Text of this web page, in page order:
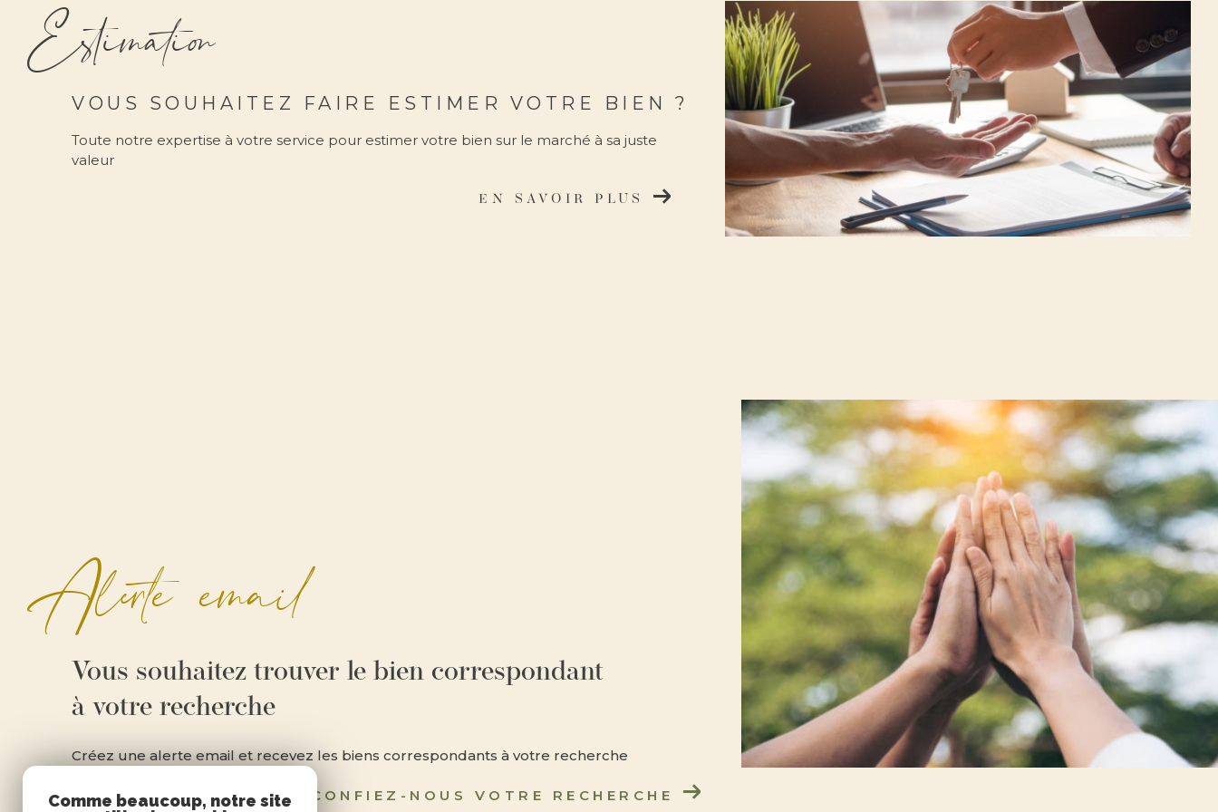
Estimation
VOUS SOUHAITEZ FAIRE ESTIMER VOTRE BIEN ?
Toute notre expertise à votre service pour estimer votre bien sur le marché à sa juste
valeur
EN SAVOIR PLUS
alerte email
Vous souhaitez trouver le bien correspondant
à votre recherche
Créez une alerte email et recevez les biens correspondants à votre recherche
CONFIEZ-NOUS VOTRE RECHERCHE
Comme beaucoup, notre site